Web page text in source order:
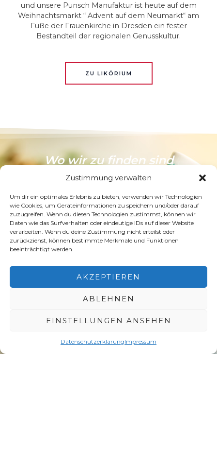
Zustimmung verwalten
Um dir ein optimales Erlebnis zu bieten, verwenden wir Technologien
wie Cookies, um Geräteinformationen zu speichern und/oder darauf
zuzugreifen. Wenn du diesen Technologien zustimmst, können wir
Daten wie das Surfverhalten oder eindeutige IDs auf dieser Website
verarbeiten. Wenn du deine Zustimmung nicht erteilst oder
zurückziehst, können bestimmte Merkmale und Funktionen
beeinträchtigt werden.
AKZEPTIEREN
ABLEHNEN
EINSTELLUNGEN ANSEHEN
DatenschutzerklärungImpressum
und unsere Punsch Manufaktur ist heute auf dem
Weihnachtsmarkt “ Advent auf dem Neumarkt“ am
Fuße der Frauenkirche in Dresden ein fester
Bestandteil der regionalen Genusskultur.
ZU LIKÖRIUM
Wo wir zu finden sind
Kommt vorbei und erlebt die Magie unseres
Frauenkirche, am Martin-Luther-Denkmal.
Klicke hier, um Marketing-
Cookies zu akzeptieren und
diesen Inhalt zu aktivieren